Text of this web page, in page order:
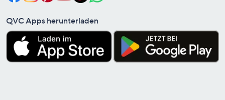
QVC Apps herunterladen